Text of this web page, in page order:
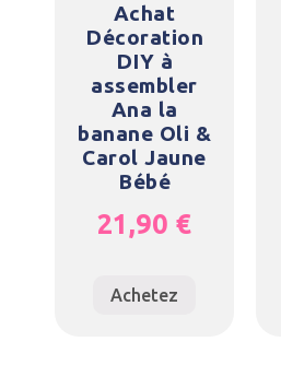
Achat
Décoration
DIY à
assembler
Ana la
banane Oli &
Carol Jaune
Bébé
21,90 €
Achetez